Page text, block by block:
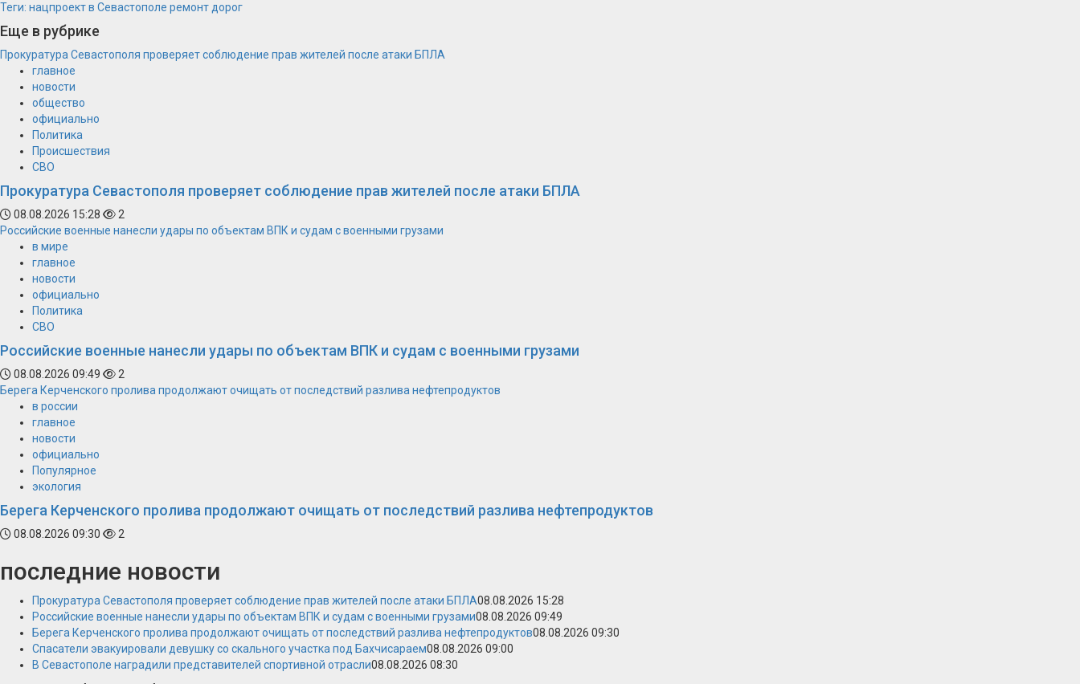
Теги: нацпроект в Севастополе ремонт дорог
Еще в рубрике
Прокуратура Севастополя проверяет соблюдение прав жителей после атаки БПЛА
главное
новости
общество
официально
Политика
Происшествия
СВО
Прокуратура Севастополя проверяет соблюдение прав жителей после атаки БПЛА
08.08.2026 15:28
2
Российские военные нанесли удары по объектам ВПК и судам с военными грузами
в мире
главное
новости
официально
Политика
СВО
Российские военные нанесли удары по объектам ВПК и судам с военными грузами
08.08.2026 09:49
2
Берега Керченского пролива продолжают очищать от последствий разлива нефтепродуктов
в россии
главное
новости
официально
Популярное
экология
Берега Керченского пролива продолжают очищать от последствий разлива нефтепродуктов
08.08.2026 09:30 2
последние новости
Прокуратура Севастополя проверяет соблюдение прав жителей после атаки БПЛА08.08.2026 15:28
Российские военные нанесли удары по объектам ВПК и судам с военными грузами08.08.2026 09:49
Берега Керченского пролива продолжают очищать от последствий разлива нефтепродуктов08.08.2026 09:30
Спасатели эвакуировали девушку со скального участка под Бахчисараем08.08.2026 09:00
В Севастополе наградили представителей спортивной отрасли08.08.2026 08:30